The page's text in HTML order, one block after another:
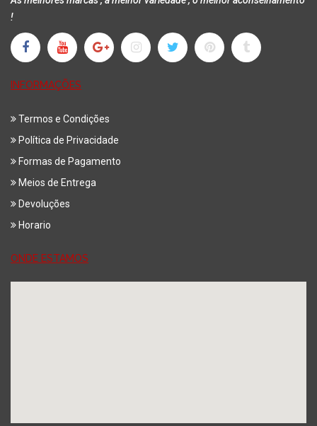
!
INFORMAÇÕES
Termos e Condições
Política de Privacidade
Formas de Pagamento
Meios de Entrega
Devoluções
Horario
ONDE ESTAMOS